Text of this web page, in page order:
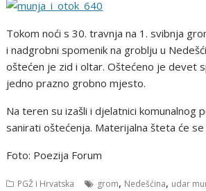
Tokom noći s 30. travnja na 1. svibnja
i nadgrobni spomenik na groblju u
oštećen je zid i oltar. Oštećeno je devet
jedno prazno grobno mjesto.
Na teren su izašli i djelatnici komunalnog
sanirati oštećenja. Materijalna šteta će
Foto: Poezija Forum
PGŽ i Hrvatska grom, Nedešćina, udar